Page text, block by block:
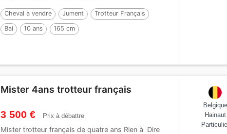
Cheval à vendre Jument Trotteur Français
Bai 10 ans 165 cm
Mister 4ans trotteur français
3 500 € Prix à débattre
Mister trotteur français de quatre ans Rien à Dire
Belgique
Hainaut